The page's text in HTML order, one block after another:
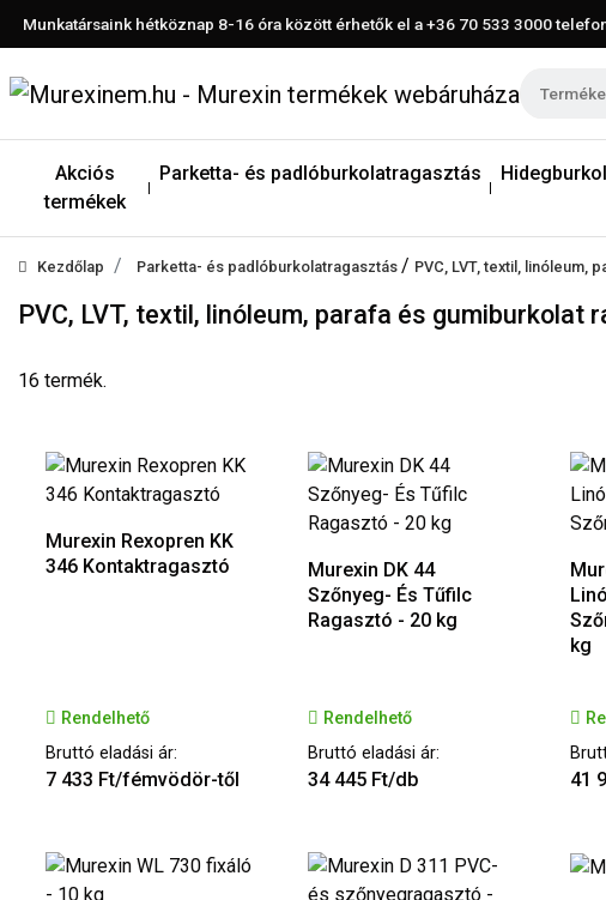
Munkatársaink hétköznap 8-16 óra között érhetők el a+36 70 533 3000
Akciós
termékek
Parketta- és padlóburkolatragasztás
Kezdőlap Parketta- és padlóburkolatragasztás / PVC, LVT, textil, linóleum,
PVC, LVT, textil, linóleum, parafa és gumiburkolat
16 termék.
Murexin Rexopren KK
346 Kontaktragasztó
Rendelhető
Bruttó eladási ár:
7 433 Ft/fémvödör-től
Murexin DK 44
Szőnyeg- És Tűfilc
Ragasztó - 20 kg
Rendelhető
Bruttó eladási ár:
34 445 Ft/db
kg
41